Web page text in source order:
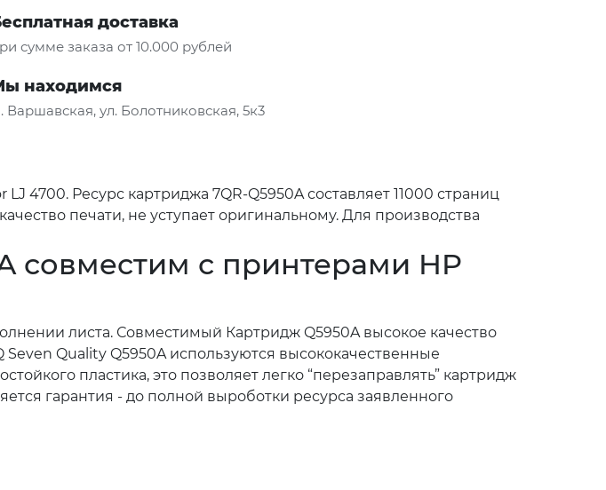
доставка
сумме заказа от 10.000 рублей
находимся
Варшавская, ул. Болотниковская, 5к3
4700. Ресурс картриджа 7QR-Q5950A составляет 11000 страниц
печати, не уступает оригинальному. Для производства
совместим с принтерами HP
листа. Совместимый Картридж Q5950A высокое качество
Quality Q5950A используются высококачественные
пластика, это позволяет легко “перезаправлять” картридж
гарантия - до полной выроботки ресурса заявленного